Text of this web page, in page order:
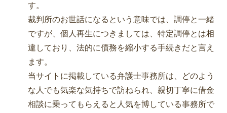
す。
裁判所のお世話になるという意味では、調停と一緒
ですが、個人再生につきましては、特定調停とは相
違しており、法的に債務を縮小する手続きだと言え
ます。
当サイトに掲載している弁護士事務所は、どのよう
な人でも気楽な気持ちで訪ねられ、親切丁寧に借金
相談に乗ってもらえると人気を博している事務所で